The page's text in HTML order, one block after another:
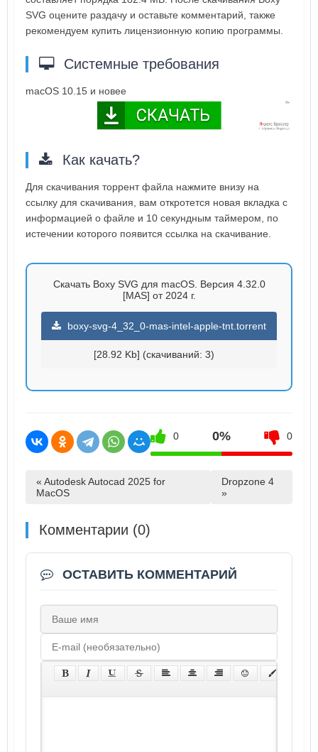
SVG оцените раздачу и оставьте комментарий, также
рекомендуем купить лицензионную копию программы.
Системные требования
macOS 10.15 и новее
Как качать?
Для скачивания торрент файла нажмите внизу на
ссылку для скачивания, вам откротется новая вкладка с
информацией о файле и 10 секундным таймером, по
истечении которого появится ссылка на скачивание.
Скачать Boxy SVG для macOS. Версия 4.32.0
[MAS] от 2024 г.
boxy-svg-4_32_0-mas-intel-apple-tnt.torrent
[28.92 Kb] (cкачиваний: 3)
0 0% 0
« Autodesk Autocad 2025 for
MacOS
Dropzone 4
»
Комментарии (0)
ОСТАВИТЬ КОММЕНТАРИЙ